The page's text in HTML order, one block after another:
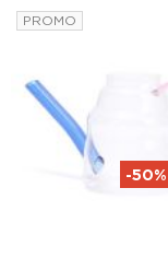
PROMO
-50%